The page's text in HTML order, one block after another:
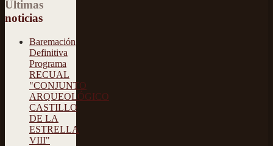
Últimas
noticias
Baremación
Definitiva
Programa
RECUAL
"CONJUNTO
ARQUEOLÓGICO
CASTILLO
DE LA
ESTRELLA
VIII"